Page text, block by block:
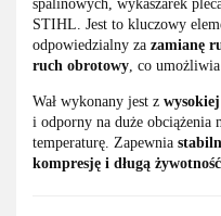
spalinowych, wykaszarek
STIHL. Jest to kluczowy
odpowiedzialny za zamianę
ruch obrotowy , co
Wał wykonany jest z
i odporny na duże obciążenia
temperaturę. Zapewnia
kompresję i długą